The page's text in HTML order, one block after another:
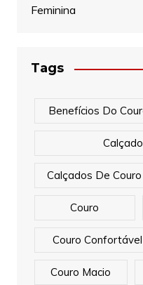
Feminina
Tags
Benefícios Do
Calçados De Couro
Couro
Couro Confortável
Couro Macio